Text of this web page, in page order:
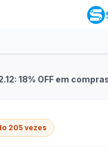
18% OFF em
205 vezes